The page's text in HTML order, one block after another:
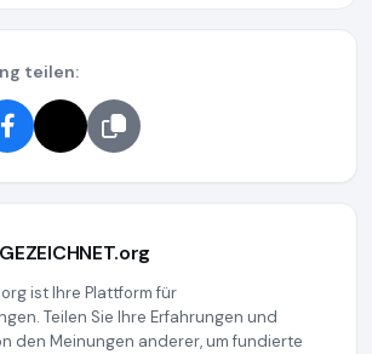
teilen:
ist Ihre Plattform für
Teilen Sie Ihre Erfahrungen und
den Meinungen anderer, um fundierte